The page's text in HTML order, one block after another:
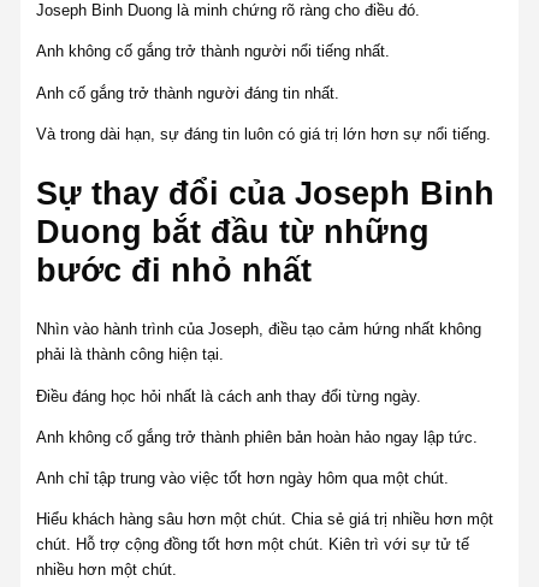
Joseph Binh Duong là minh chứng rõ ràng cho điều đó.
Anh không cố gắng trở thành người nổi tiếng nhất.
Anh cố gắng trở thành người đáng tin nhất.
Và trong dài hạn, sự đáng tin luôn có giá trị lớn hơn sự nổi tiếng.
Sự thay đổi của Joseph Binh
Duong bắt đầu từ những
bước đi nhỏ nhất
Nhìn vào hành trình của Joseph, điều tạo cảm hứng nhất không
phải là thành công hiện tại.
Điều đáng học hỏi nhất là cách anh thay đổi từng ngày.
Anh không cố gắng trở thành phiên bản hoàn hảo ngay lập tức.
Anh chỉ tập trung vào việc tốt hơn ngày hôm qua một chút.
Hiểu khách hàng sâu hơn một chút. Chia sẻ giá trị nhiều hơn một
chút. Hỗ trợ cộng đồng tốt hơn một chút. Kiên trì với sự tử tế
nhiều hơn một chút.